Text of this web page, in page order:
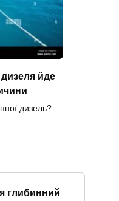
йде
дизель?
глибинний